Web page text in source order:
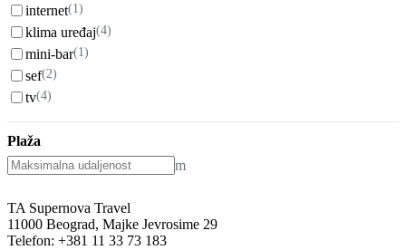
internet(1)
klima uređaj(4)
mini-bar(1)
sef(2)
tv(4)
Plaža
m
TA Supernova Travel
11000 Beograd, Majke Jevrosime 29
Telefon: +381 11 33 73 183